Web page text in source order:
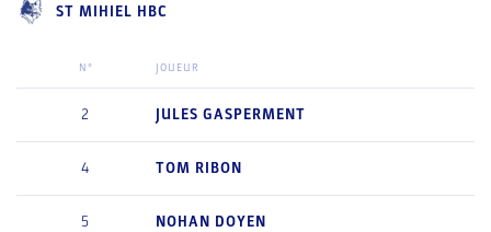
ST MIHIEL HBC
N° JOUEUR
2 JULES GASPERMENT
4 TOM RIBON
5 NOHAN DOYEN